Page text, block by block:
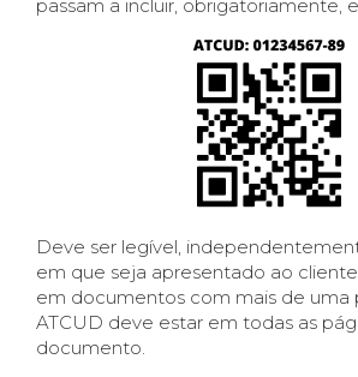
passam a incluir, obrigatoriamente,
Deve ser legível,
em que seja apresentado ao
em documentos com mais de uma
ATCUD deve estar em todas as
documento.